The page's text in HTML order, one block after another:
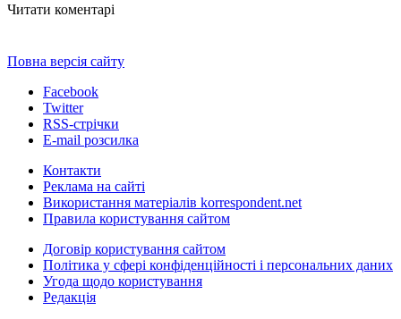
Читати коментарі
Повна версія сайту
Facebook
Twitter
RSS-стрічки
E-mail розсилка
Контакти
Реклама на сайті
Використання матеріалів korrespondent.net
Правила користування сайтом
Договір користування сайтом
Політика у сфері конфіденційності і персональних даних
Угода щодо користування
Редакція